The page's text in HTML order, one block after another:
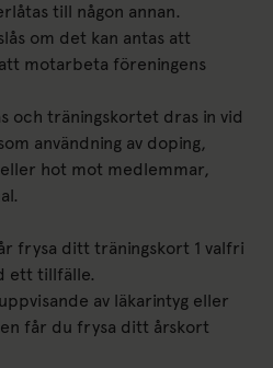
till någon annan.
om det kan antas att
motarbeta föreningens
och träningskortet dras in vid
användning av doping,
hot mot medlemmar,
frysa ditt träningskort 1 valfri
ett tillfälle.
av läkarintyg eller
får du frysa ditt årskort